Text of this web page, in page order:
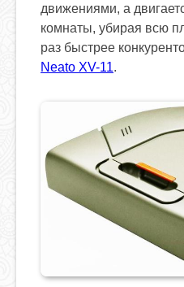
движениями, а
комнаты, убирая всю
раз быстрее
Neato XV-11.